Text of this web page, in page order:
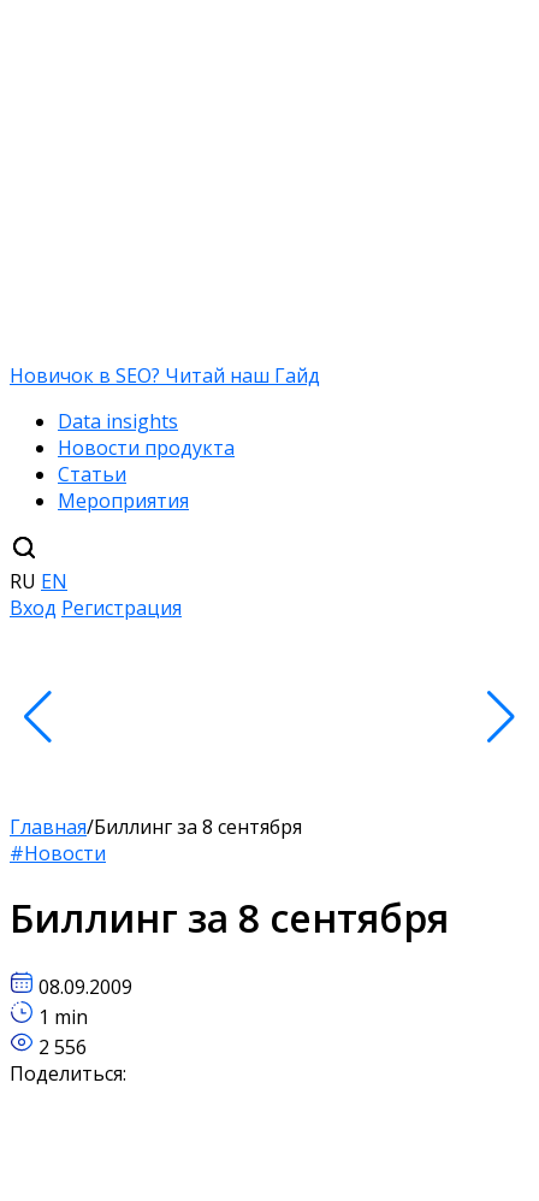
Новичок в SEO? Читай наш Гайд
Data insights
Новости продукта
Статьи
Мероприятия
RU EN
Вход Регистрация
Главная/Биллинг за 8 сентября
#Новости
Биллинг за 8 сентября
08.09.2009
1 min
2 556
Поделиться: